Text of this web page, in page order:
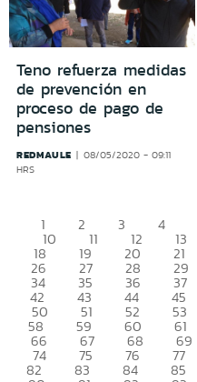
Teno refuerza medidas
de prevención en
proceso de pago de
pensiones
REDMAULE
08/05/2020 - 09:11
HRS
1 2 3 4
10 11 12 13
18 19 20 21
26 27 28 29
34 35 36 37
42 43 44 45
50 51 52 53
58 59 60 61
66 67 68 69
74 75 76 77
82 83 84 85